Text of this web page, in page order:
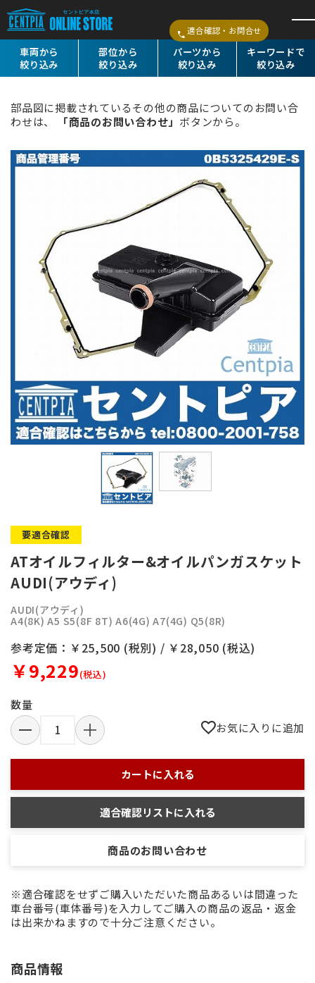
適合確認・お問合せ
車両から
絞り込み
部位から
絞り込み
パーツから
絞り込み
キーワードで
絞り込み
部品図に掲載されているその他の商品についてのお問い合
わせは、
「商品のお問い合わせ」 ボタンから。
要適合確認
ATオイルフィルター&オイルパンガスケット
AUDI(アウディ)
AUDI(アウディ)
A4(8K) A5 S5(8F 8T) A6(4G) A7(4G) Q5(8R)
参考定価：￥25,500 (税別) / ￥28,050 (税込)
￥9,229(税込)
数量
お気に入りに追加
カートに入れる
適合確認リストに入れる
商品のお問い合わせ
※適合確認をせずご購入いただいた商品あるいは間違った
車台番号(車体番号)を入力してご購入の商品の返品・返金
は出来かねますので十分ご注意ください。
商品情報